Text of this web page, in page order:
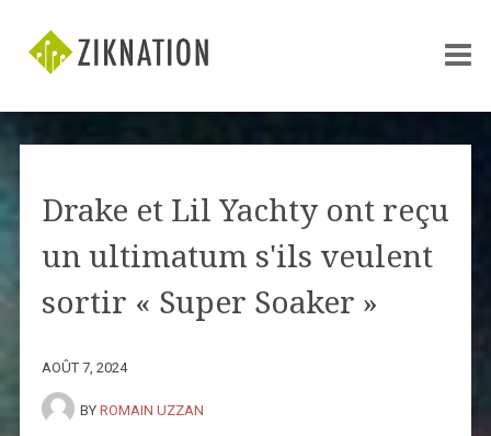
Drake et Lil Yachty ont reçu
un ultimatum s'ils veulent
sortir « Super Soaker »
AOÛT 7, 2024
BY ROMAIN UZZAN